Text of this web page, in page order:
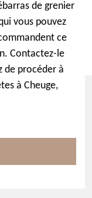
de grenier
vous pouvez
ce
Contactez-le
de procéder à
à Cheuge,